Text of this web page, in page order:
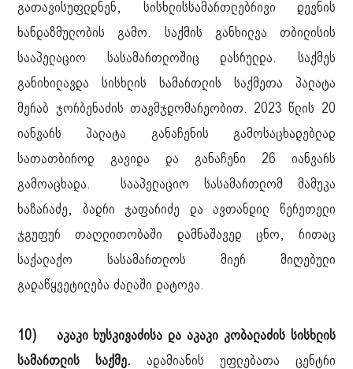
გათავისუფლდნენ, სისხლისსამართლებრივი დევნის
ხანდაზმულობის გამო. საქმის განხილვა თბილისის
სააპელაციო სასამართლოშიც დასრულდა. საქმეს
განიხილავდა სისხლის სამართლის საქმეთა პალატა
მერაბ ჯორბენაძის თავმჯდომარეობით. 2023 წლის 20
იანვარს პალატა განაჩენის გამოსაცხადებლად
სათათბიროდ გავიდა და განაჩენი 26 იანვარს
გამოაცხადა. სააპელაციო სასამართლომ მამუკა
ხაზარაძე, ბადრი ჯაფარიძე და ავთანდილ წერეთელი
ჯგუფურ თაღლითობაში დამნაშავედ ცნო, რითაც
საქალაქო სასამართლოს მიერ მიღებული
გადაწყვეტილება ძალაში დატოვა.
10) აკაკი ხუსკივაძისა და აკაკი კობალაძის სისხლის
სამართლის საქმე. ადამიანის უფლებათა ცენტრი